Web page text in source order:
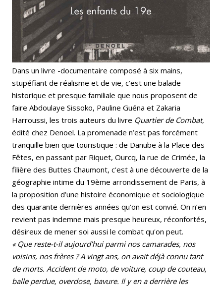
Dans un livre -documentaire composé à six mains,
stupéfiant de réalisme et de vie, c’est une balade
historique et presque familiale que nous proposent de
faire Abdoulaye Sissoko, Pauline Guéna et Zakaria
Harroussi, les trois auteurs du livre Quartier de Combat,
édité chez Denoel. La promenade n’est pas forcément
tranquille bien que touristique : de Danube à la Place des
Fêtes, en passant par Riquet, Ourcq, la rue de Crimée, la
filière des Buttes Chaumont, c’est à une découverte de la
géographie intime du 19ème arrondissement de Paris, à
la proposition d’une histoire économique et sociologique
des quarante dernières années qu’on est convié. On n’en
revient pas indemne mais presque heureux, réconfortés,
désireux de mener soi aussi le combat qu'on peut.
« Que reste-t-il aujourd’hui parmi nos camarades, nos
voisins, nos frères ? A vingt ans, on avait déjà connu tant
de morts. Accident de moto, de voiture, coup de couteau,
balle perdue, overdose, bavure. Il y en a derrière les